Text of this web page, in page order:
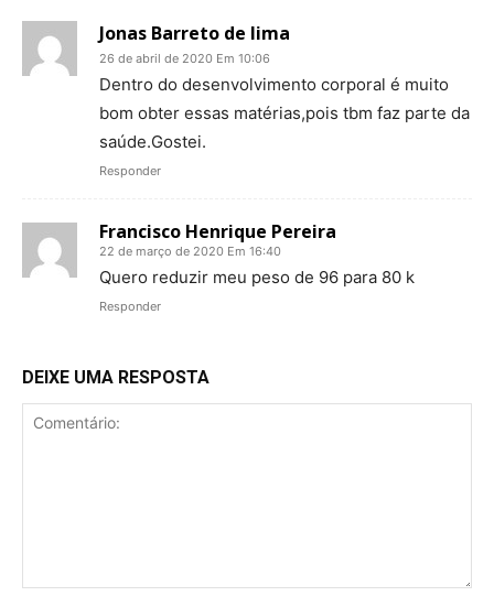
Jonas Barreto de lima
26 de abril de 2020 Em 10:06
Dentro do desenvolvimento corporal é muito
bom obter essas matérias,pois tbm faz parte da
saúde.Gostei.
Responder
Francisco Henrique Pereira
22 de março de 2020 Em 16:40
Quero reduzir meu peso de 96 para 80 k
Responder
DEIXE UMA RESPOSTA